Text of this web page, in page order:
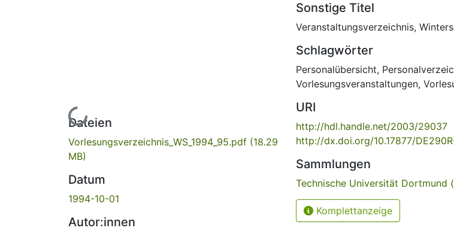
Lade...
Dateien
Vorlesungsverzeichnis_WS_1994_95.pdf (18.29
MB)
Datum
1994-10-01
Autor:innen
Sonstige Titel
Veranstaltungsverzeichnis,
Schlagwörter
Personalübersicht,
Vorlesungsveranstaltungen,
URI
http://hdl.handle.net/2003/29037
http://dx.doi.org/10.17877/
Sammlungen
Technische Universität Dortmund
Komplettanzeige